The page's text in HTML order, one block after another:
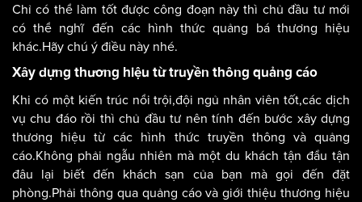
Chỉ có thể làm tốt được công đoạn này thì chủ đầu tư mới
có thể nghĩ đến các hình thức quảng bá thương hiệu
khác.Hãy chú ý điều này nhé.
Xây dựng thương hiệu từ truyền thông quảng cáo
Khi có một kiến trúc nổi trội,đội ngủ nhân viên tốt,các dịch
vụ chu đáo rồi thì chủ đầu tư nên tính đến bước xây dựng
thương hiệu từ các hình thức truyền thông và quảng
cáo.Không phải ngẫu nhiên mà một du khách tận đẩu tận
đâu lại biết đến khách sạn của bạn mà gọi đến đặt
phòng.Phải thông qua quảng cáo và giới thiệu thương hiệu